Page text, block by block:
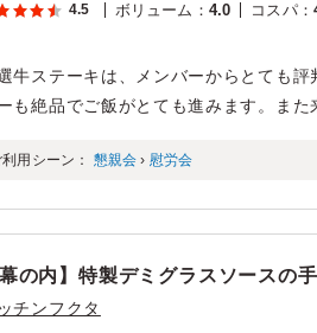
4.5 ボリューム ： 4.0 コスパ：
牛ステーキは、メンバーからとても
も絶品でご飯がとても進みます。また
利用シーン： 懇親会 › 慰労会
幕の内】特製デミグラスソースの
チンフクタ